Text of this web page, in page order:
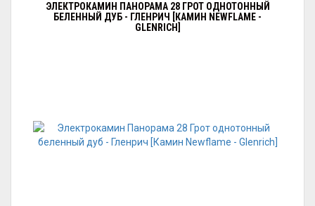
ЭЛЕКТРОКАМИН ПАНОРАМА 28 ГРОТ ОДНОТОННЫЙ
БЕЛЕННЫЙ ДУБ - ГЛЕНРИЧ [КАМИН NEWFLAME -
GLENRICH]